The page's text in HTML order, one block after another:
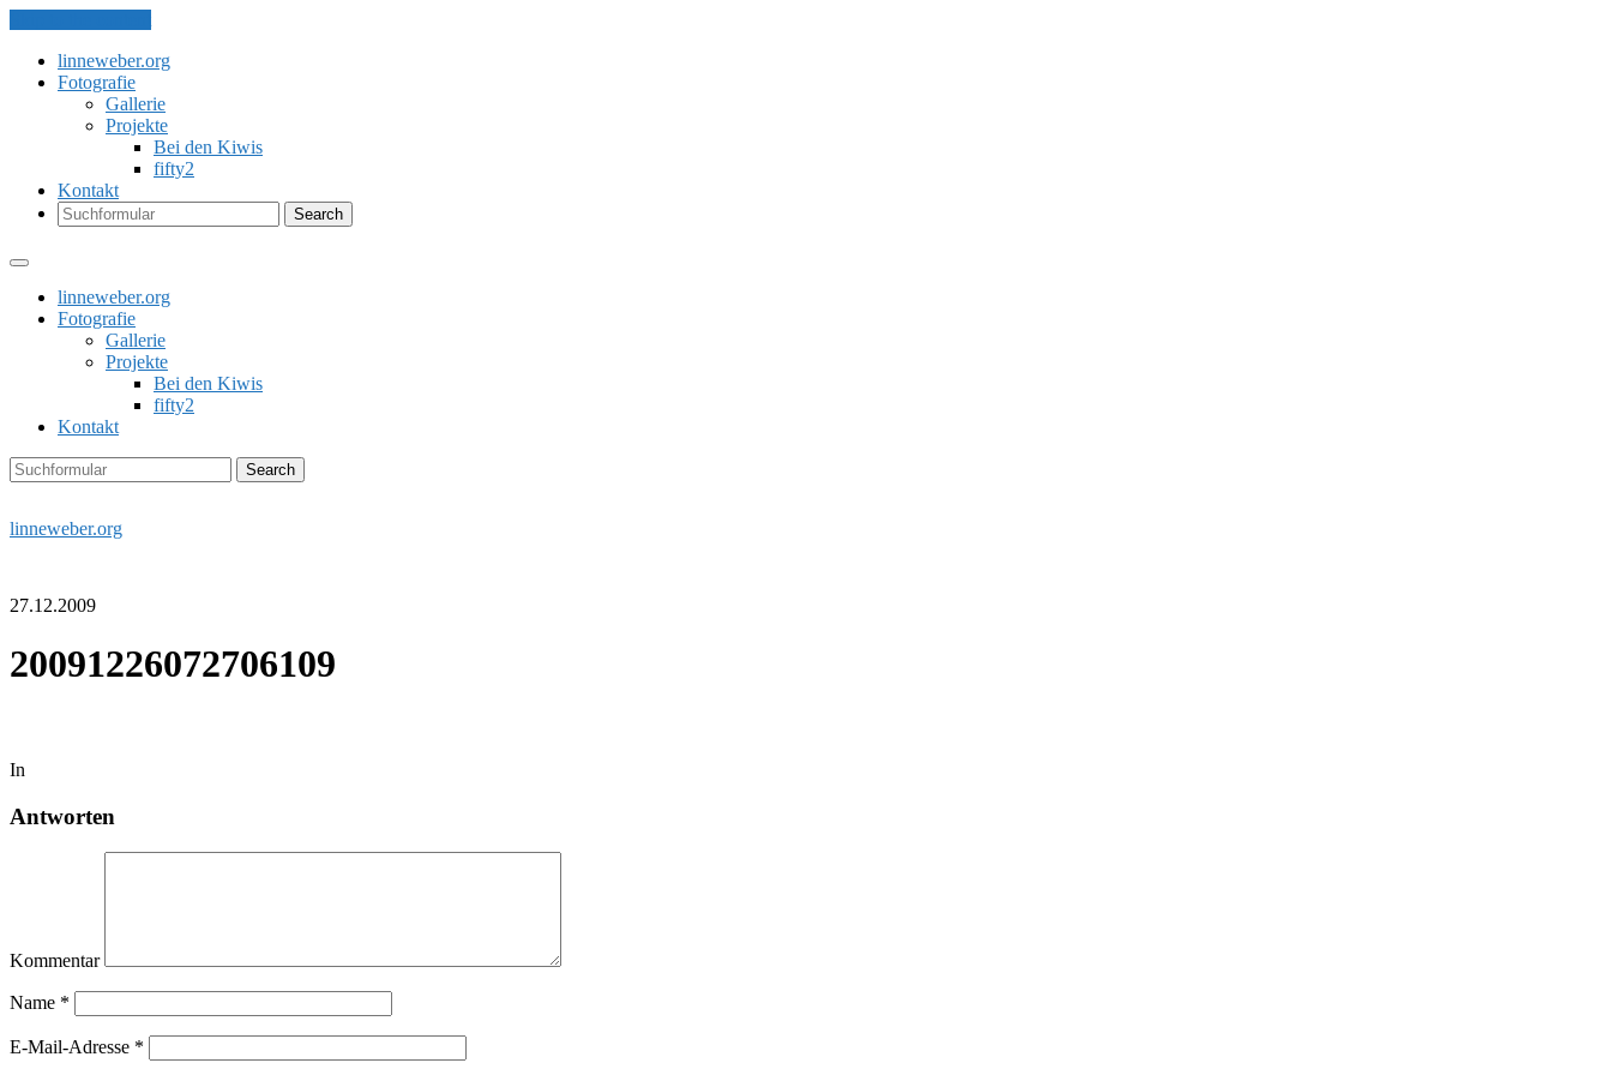
linneweber.org
Fotografie
Gallerie
Projekte
Bei den Kiwis
fifty2
Kontakt
Search
linneweber.org
Fotografie
Gallerie
Projekte
Bei den Kiwis
fifty2
Kontakt
Search
linneweber.org
27.12.2009
20091226072706109
In
Antworten
Kommentar
Name *
E-Mail-Adresse *